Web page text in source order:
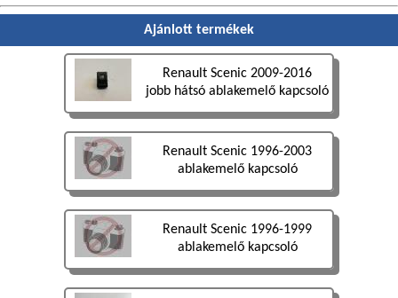
Ajánlott termékek
Renault Scenic 2009-2016
jobb hátsó ablakemelő kapcsoló
Renault Scenic 1996-2003
ablakemelő kapcsoló
Renault Scenic 1996-1999
ablakemelő kapcsoló